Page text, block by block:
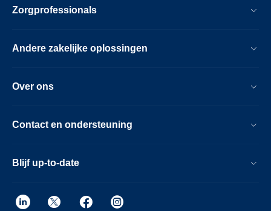
Zorgprofessionals
Andere zakelijke oplossingen
Over ons
Contact en ondersteuning
Blijf up-to-date